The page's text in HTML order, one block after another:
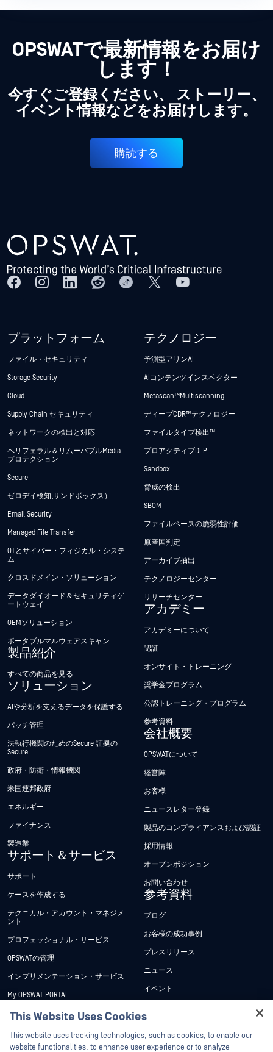
OPSWATで最新情報をお届け
します！
今すぐご登録ください、 ストーリー、
イベント情報などをお届けします。
購読する
プラットフォーム
ファイル・セキュリティ
Storage Security
Cloud
Supply Chain セキュリティ
ネットワークの検出と対応
ペリフェラル＆リムーバブルMedia
プロテクション
Secure
ゼロデイ検知(サンドボックス）
Email Security
Managed File Transfer
OTとサイバー・フィジカル・システ
ム
クロスドメイン・ソリューション
データダイオード＆セキュリティゲ
ートウェイ
OEMソリューション
ポータブルマルウェアスキャン
製品紹介
すべての商品を見る
ソリューション
AIや分析を支えるデータを保護する
パッチ管理
法執行機関のためのSecure 証拠の
Secure
政府・防衛・情報機関
米国連邦政府
エネルギー
ファイナンス
製造業
サポート＆サービス
サポート
ケースを作成する
テクニカル・アカウント・マネジメ
ント
プロフェッショナル・サービス
OPSWATの管理
インプリメンテーション・サービス
My OPSWAT PORTAL
技術文書
トレーニング
脆弱性対策プログラム
テクノロジー
予測型アリンAI
AIコンテンツインスペクター
Metascan™ Multiscanning
ディープCDR™テクノロジー
ファイルタイプ検出™
プロアクティブDLP
Sandbox
脅威の検出
SBOM
ファイルベースの脆弱性評価
原産国判定
アーカイブ抽出
テクノロジーセンター
リサーチセンター
アカデミー
アカデミーについて
認証
オンサイト・トレーニング
奨学金プログラム
公認トレーニング・プログラム
参考資料
会社概要
OPSWATについて
経営陣
お客様
ニュースレター登録
製品のコンプライアンスおよび認証
採用情報
オープンポジション
お問い合わせ
参考資料
ブログ
お客様の成功事例
プレスリリース
ニュース
イベント
ホワイトペーパー
This Website Uses Cookies
This website uses tracking technologies, such as cookies, to enable our
website functionalities, to enhance user experience or to analyze
Hey there!
I'm Ozzy, your OPSWAT virtual assistant.